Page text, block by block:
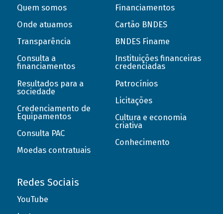
Quem somos
Onde atuamos
Transparência
Consulta a
financiamentos
Resultados para a
sociedade
Credenciamento de
Equipamentos
Consulta PAC
Moedas contratuais
Financiamentos
Cartão BNDES
BNDES Finame
Instituições financeiras
credenciadas
Patrocínios
Licitações
Cultura e economia
criativa
Conhecimento
Redes Sociais
YouTube